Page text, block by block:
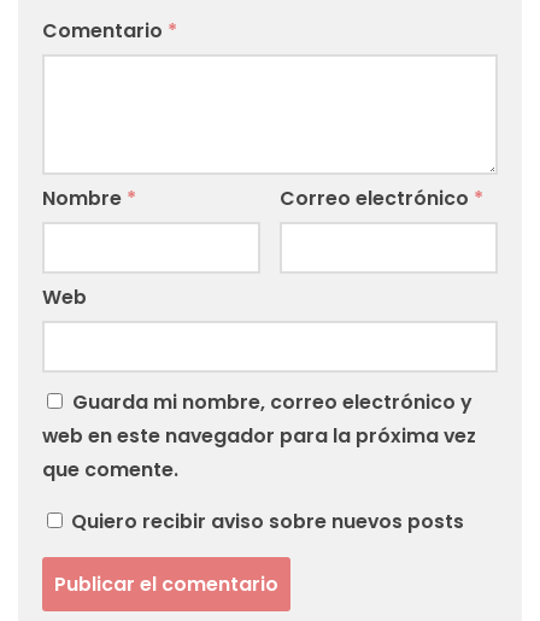
Comentario *
Nombre * Correo electrónico *
Web
Guarda mi nombre, correo electrónico y
web en este navegador para la próxima vez
que comente.
Quiero recibir aviso sobre nuevos posts